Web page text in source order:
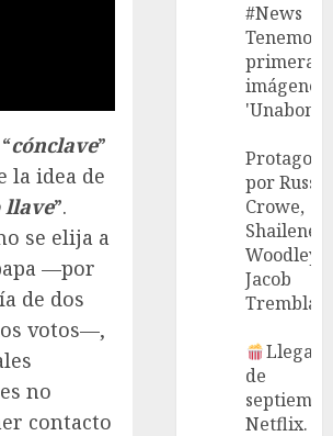
cónclave”
la idea de
llave”.
se elija a
—por
de dos
votos—,
no
contacto
#News
Tenemos
primeras
imágenes
por
Crowe,
Shailene
Woodley y
Jacob
Tremblay.
Llega
de
Netflix.